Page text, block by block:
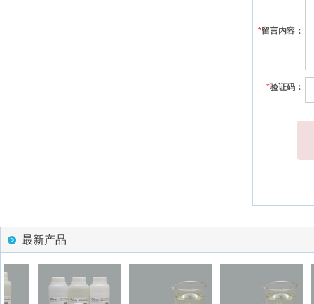
*留言内容：
*验证码：
最新产品